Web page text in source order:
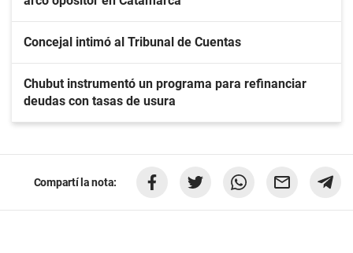
Concejal intimó al Tribunal de Cuentas
Chubut instrumentó un programa para refinanciar
deudas con tasas de usura
Compartí la nota: